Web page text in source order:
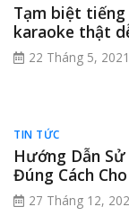
Tạm biệt
karaoke thật
22 Tháng 5, 2021
TIN TỨC
Hướng Dẫn
Đúng Cách
27 Tháng 12,